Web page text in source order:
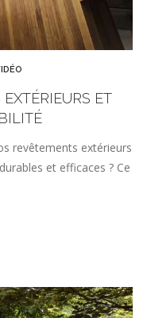
ET
revêtements extérieurs
et efficaces ? Ce